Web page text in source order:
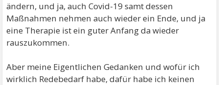
ändern, und ja, auch Covid-19 samt dessen
Maßnahmen nehmen auch wieder ein Ende, und ja
eine Therapie ist ein guter Anfang da wieder
rauszukommen.
Aber meine Eigentlichen Gedanken und wofür ich
wirklich Redebedarf habe, dafür habe ich keinen